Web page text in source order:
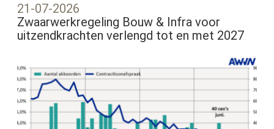
21-07-2026
Zwaarwerkregeling Bouw & Infra voor
uitzendkrachten verlengd tot en met 2027